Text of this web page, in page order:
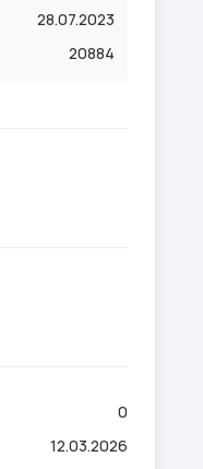
28.07.2023
20884
0
12.03.2026